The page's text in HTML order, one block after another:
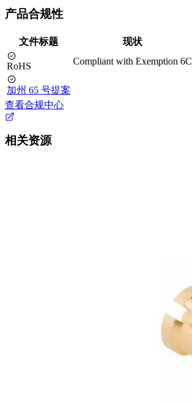
产品合规性
文件标题 现状
RoHS Compliant with Exemption 6C
加州 65 号提案
查看合规中心
相关资源